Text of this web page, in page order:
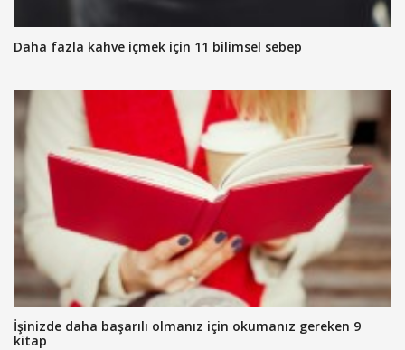
Daha fazla kahve içmek için 11 bilimsel sebep
İşinizde daha başarılı olmanız için okumanız gereken 9
kitap